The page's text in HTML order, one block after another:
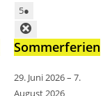
5●
Sommerferien
29. Juni 2026–7.
August 2026